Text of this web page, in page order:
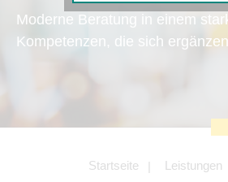
Moderne Beratung in einem
Kompetenzen, die sich ergänzen
Startseite Leistungen
Diese Cookies sind
grundlegende
zu sichern.
Tracking- und
Angebotes
Angeboten von z.B.
LinkedIn.